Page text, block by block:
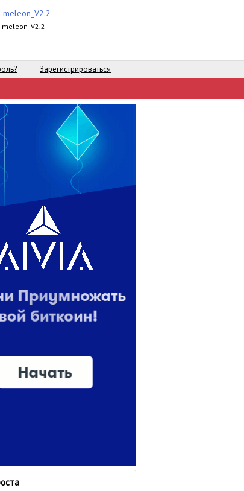
meleon_V2.2
meleon_V2.2
Зарегистрироваться